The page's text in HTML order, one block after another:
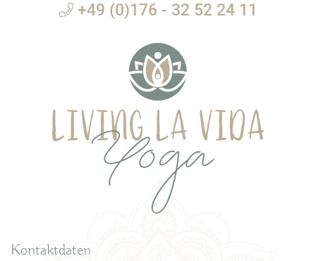
+49 (0)176 - 32 52 24 11
Kontaktdaten